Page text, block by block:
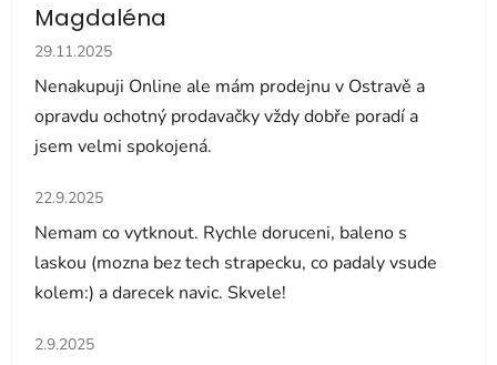
Magdaléna
Hodnocení obchodu je 5 z 5 hvězdiček.
29.11.2025
Nenakupuji Online ale mám prodejnu v Ostravě a
opravdu ochotný prodavačky vždy dobře poradí a
jsem velmi spokojená.
Hodnocení obchodu je 5 z 5 hvězdiček.
22.9.2025
Nemam co vytknout. Rychle doruceni, baleno s
laskou (mozna bez tech strapecku, co padaly vsude
kolem:) a darecek navic. Skvele!
Hodnocení obchodu je 5 z 5 hvězdiček.
2.9.2025